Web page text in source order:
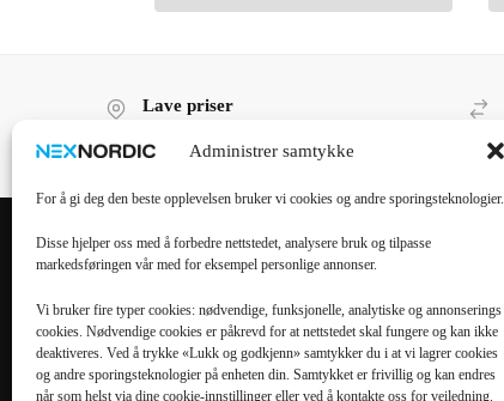
Administrer samtykke
For å gi deg den beste opplevelsen bruker vi cookies og andre sporingsteknologier.
Disse hjelper oss med å forbedre nettstedet, analysere bruk og tilpasse
markedsføringen vår med for eksempel personlige annonser.
Vi bruker fire typer cookies: nødvendige, funksjonelle, analytiske og annonserings
cookies. Nødvendige cookies er påkrevd for at nettstedet skal fungere og kan ikke
deaktiveres. Ved å trykke «Lukk og godkjenn» samtykker du i at vi lagrer cookies
og andre sporingsteknologier på enheten din. Samtykket er frivillig og kan endres
når som helst via dine cookie-innstillinger eller ved å kontakte oss for veiledning.
Lave priser
KATEGORIER
Mobiltilbehør
Tilbehør til nettbrett
MOBILTILBEHØR
iPhone 16 Pro Max
iPhone 16 Pro